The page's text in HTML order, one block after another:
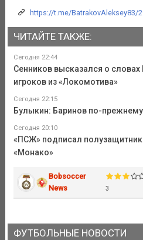
https://t.me/BatrakovAleksey83/
ЧИТАЙТЕ ТАКЖЕ:
Сегодня 22:44
Сенников высказался о словах
игроков из «Локомотива»
Сегодня 22:15
Булыкин: Баринов по-
Сегодня 20:10
«ПСЖ» подписал
«Монако»
Bobsoccer
News
3
ФУТБОЛЬНЫЕ НОВОСТИ